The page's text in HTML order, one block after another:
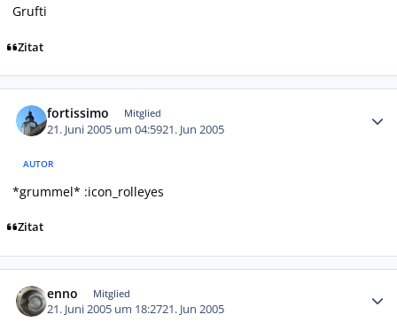
Grufti
Zitat
fortissimo Mitglied
21. Juni 2005 um 04:5921. Jun 2005
AUTOR
*grummel* :icon_rolleyes
Zitat
enno Mitglied
21. Juni 2005 um 18:2721. Jun 2005